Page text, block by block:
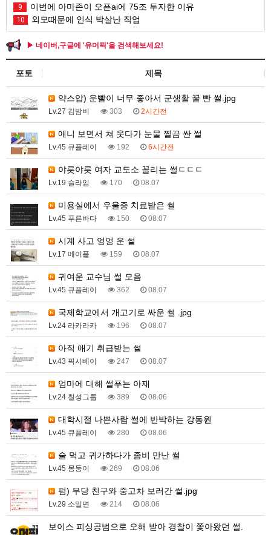
9 이번에 아마존이 오픈ai에 75조 투자한 이유
10 외모때문에 인식 박살난 직업
▶ 네이버,구글에 '유머픽'을 검색해보세요!
포토 제목
약스압) 운빨이 너무 좋아서 군생활 꿀 빤 썰.jpg
Lv.27 김밤비 303 2시간전
애니 보면서 쳐 웃다가 눈물 찔끔 싼 썰
Lv.45 큐플레이 192 6시간전
야릇야릇 여자 교도소 꼴리는 썰ㄷㄷㄷ
Lv.19 슬라임 170 08.07
미용실에서 우울증 치료받은 썰
Lv.45 푸른바다 150 08.07
시계 사고 엉엉 운 썰
Lv.17 메이플 159 08.07
귀여운 교수님 썰 모음
Lv.45 큐플레이 362 08.07
국제학교에서 개고기로 싸운 썰 .jpg
Lv.24 라카라카 196 08.07
아직 애기 취급받는 썰
Lv.43 픽시베이 247 08.07
엄마에 대해 썰푸는 아재
Lv.24 칠성그룹 389 08.06
대학시절 나쁜사람 썰에 반박하는 강동원
Lv.45 큐플레이 280 08.06
술 먹고 귀가하다가 좀비 만난 썰
Lv.45 몽둥이 269 08.06
펌) 무당 친구와 중고차 보러간 썰.jpg
Lv.29 소밀면 214 08.06
보이스 피싱공범으로 오해 받아 경찰이 쫓아왔던 썰.